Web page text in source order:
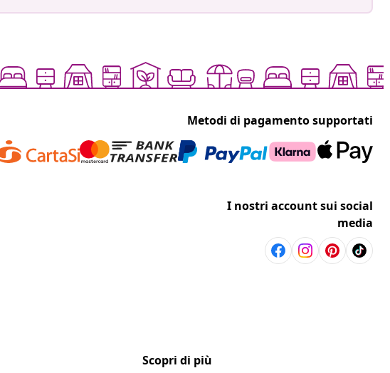
Metodi di pagamento supportati
I nostri account sui social
media
Scopri di più